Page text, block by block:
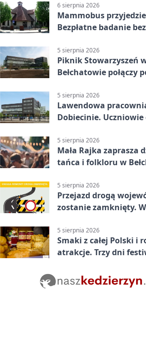
6 sierpnia 2026
Mammobus
Bezpłatne badanie
5 sierpnia 2026
Piknik Stowarzyszeń
Bełchatowie połączy
5 sierpnia 2026
Lawendowa
Dobiecinie.
5 sierpnia 2026
Mała Rajka zaprasza
tańca i folkloru w
5 sierpnia 2026
Przejazd drogą
zostanie zamknięty.
5 sierpnia 2026
Smaki z całej Polski i
atrakcje. Trzy dni